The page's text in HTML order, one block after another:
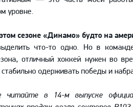
уровне.
сезоне «Динамо» будто на
что-то одно. Но в
отличный хоккей нужен во
стабильно одерживать победы и
читайте в 14-м выпуске